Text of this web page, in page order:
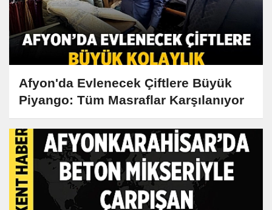
Afyon'da Evlenecek Çiftlere Büyük
Piyango: Tüm Masraflar Karşılanıyor